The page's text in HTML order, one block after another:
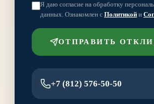
Я даю согласие на обработку
данных. Ознакомлен с Политикой и
ОТПРАВИТЬ
+7 (812) 576-50-50